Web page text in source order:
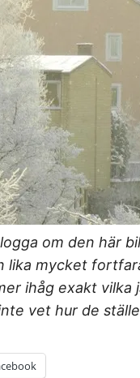
om den här
lika mycket
ihåg exakt
vet hur de